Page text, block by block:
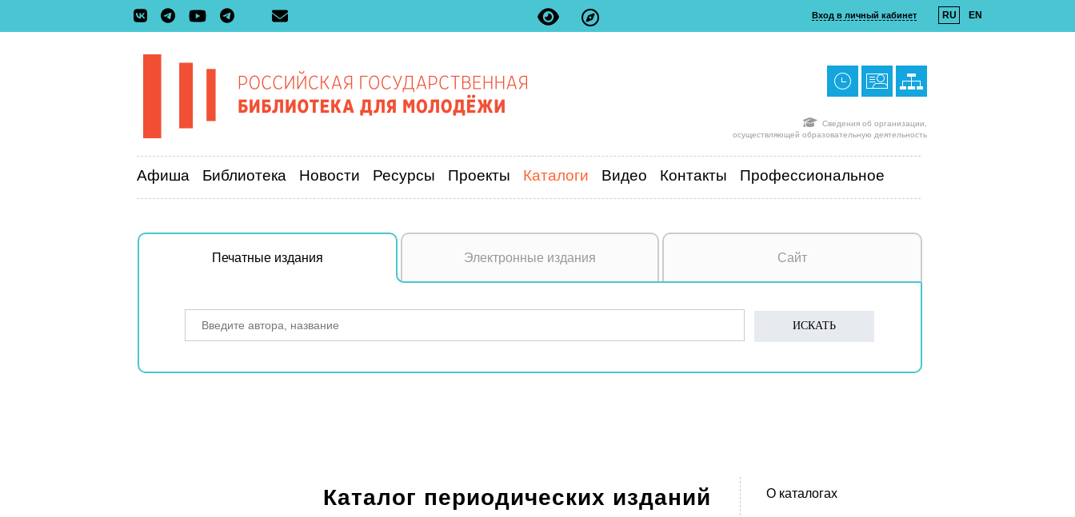
Вход в личный кабинет RU EN
Сведения об организации,
осуществляющей образовательную деятельность
Афиша Библиотека Новости Ресурсы Проекты Каталоги Видео Контакты Профессиональное
Печатные издания Электронные издания Сайт
Каталог периодических изданий О каталогах